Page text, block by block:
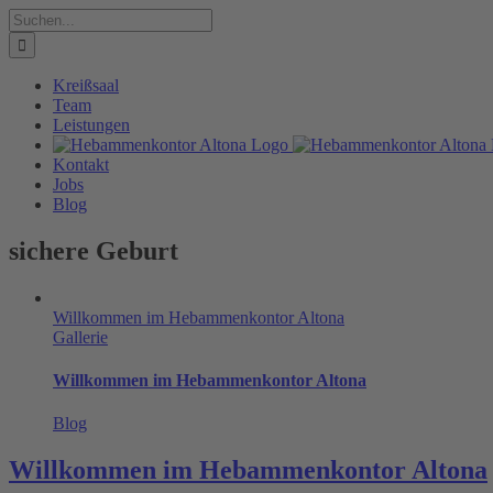
Zum
Inhalt
springen
Suche
nach:
Kreißsaal
Team
Leistungen
Kontakt
Jobs
Blog
sichere Geburt
Willkommen im Hebammenkontor Altona
Gallerie
Willkommen im Hebammenkontor Altona
Blog
Willkommen im Hebammenkontor Altona